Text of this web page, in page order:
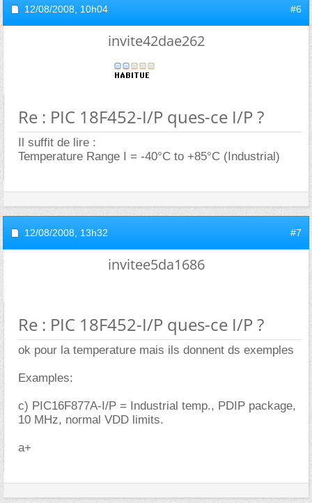
12/08/2008, 10h04 #6
invite42dae262
Re : PIC 18F452-I/P ques-ce I/P ?
Il suffit de lire :
Temperature Range I = -40°C to +85°C (Industrial)
12/08/2008, 13h32 #7
invitee5da1686
Re : PIC 18F452-I/P ques-ce I/P ?
ok pour la temperature mais ils donnent ds exemples
Examples:
c) PIC16F877A-I/P = Industrial temp., PDIP package,
10 MHz, normal VDD limits.
a+